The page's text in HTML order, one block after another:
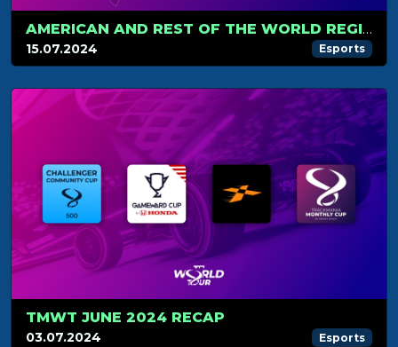
AMERICAN AND REST OF THE WORLD REGIONAL QUALIFIERS
15.07.2024 Esports
TMWT JUNE 2024 RECAP
03.07.2024 Esports